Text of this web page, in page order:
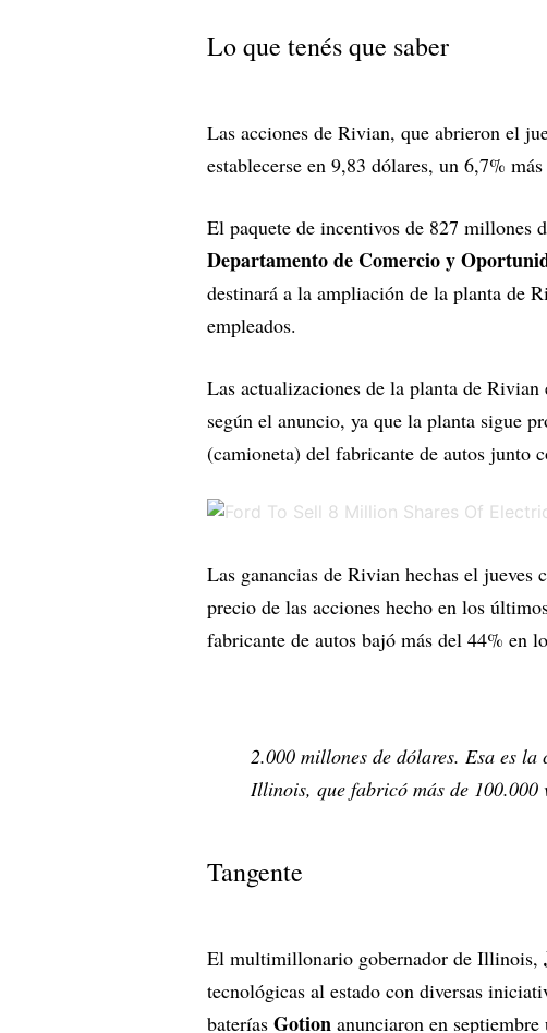
Lo que tenés que saber
Las acciones de Rivian, que abrieron el
establecerse en 9,83 dólares, un 6,7%
El paquete de incentivos de 827 millones
Departamento de Comercio y
destinará a la ampliación de la planta de
empleados.
Las actualizaciones de la planta de
según el anuncio, ya que la planta sigue
(camioneta) del fabricante de autos junto
Las ganancias de Rivian hechas el
precio de las acciones hecho en los
fabricante de autos bajó más del 44% en
2.000 millones de dólares. Esa es
Illinois, que fabricó más de 100.000
Tangente
El multimillonario gobernador de Illinois,
tecnológicas al estado con diversas
baterías Gotion anunciaron en